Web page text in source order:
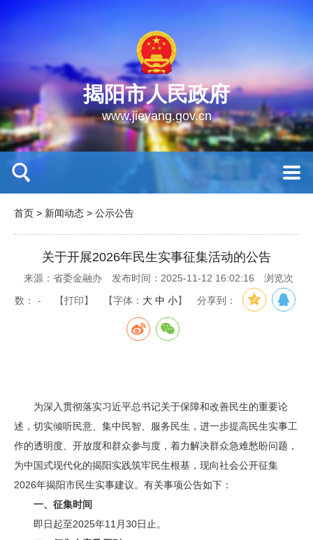
揭阳市人民政府
www.jieyang.gov.cn
首页 > 新闻动态 > 公示公告
关于开展2026年民生实事征集活动的公告
来源：省委金融办 发布时间：2025-11-12 16:02:16 浏览次
数： - 【打印】 【字体： 大 中 小】 分享到：
为深入贯彻落实习近平总书记关于保障和改善民生的重要论
述，切实倾听民意、集中民智、服务民生，进一步提高民生实事工
作的透明度、开放度和群众参与度，着力解决群众急难愁盼问题，
为中国式现代化的揭阳实践筑牢民生根基，现向社会公开征集
2026年揭阳市民生实事建议。有关事项公告如下：
一、征集时间
即日起至2025年11月30日止。